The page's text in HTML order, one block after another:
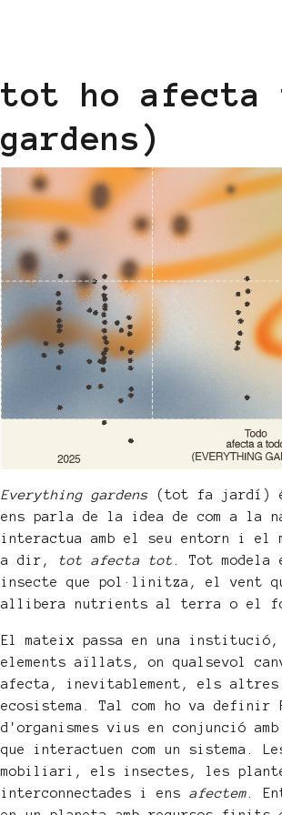
tot ho afecta
gardens)
Everything gardens (tot fa jardí)
ens parla de la idea de com a la
interactua amb el seu entorn i el
a dir, tot afecta tot. Tot
insecte que pol·linitza, el vent
allibera nutrients al terra o el
El mateix passa en una
elements aïllats, on qualsevol
afecta, inevitablement, els
ecosistema. Tal com ho va definir
d'organismes vius en conjunció
que interactuen com un sistema.
mobiliari, els insectes, les
interconnectades i ensafectem.